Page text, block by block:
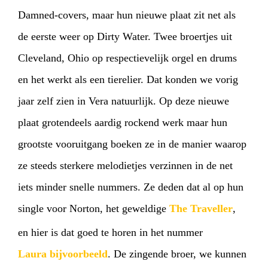
Damned-covers, maar hun nieuwe plaat zit net als
de eerste weer op Dirty Water. Twee broertjes uit
Cleveland, Ohio op respectievelijk orgel en drums
en het werkt als een tierelier. Dat konden we vorig
jaar zelf zien in Vera natuurlijk. Op deze nieuwe
plaat grotendeels aardig rockend werk maar hun
grootste vooruitgang boeken ze in de manier waarop
ze steeds sterkere melodietjes verzinnen in de net
iets minder snelle nummers. Ze deden dat al op hun
single voor Norton, het geweldige The Traveller,
en hier is dat goed te horen in het nummer
Laura bijvoorbeeld. De zingende broer, we kunnen